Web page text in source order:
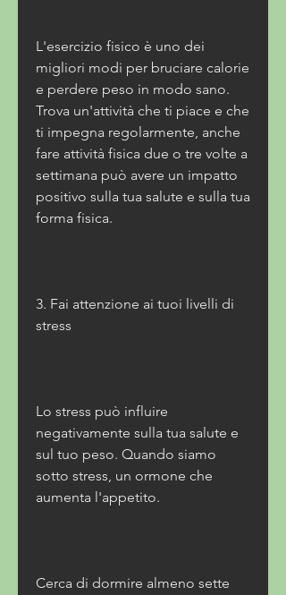
L'esercizio fisico è uno dei
migliori modi per bruciare calorie
e perdere peso in modo sano.
Trova un'attività che ti piace e che
ti impegna regolarmente, anche
fare attività fisica due o tre volte a
settimana può avere un impatto
positivo sulla tua salute e sulla tua
forma fisica.
3. Fai attenzione ai tuoi livelli di
stress
Lo stress può influire
negativamente sulla tua salute e
sul tuo peso. Quando siamo
sotto stress, un ormone che
aumenta l'appetito.
Cerca di dormire almeno sette